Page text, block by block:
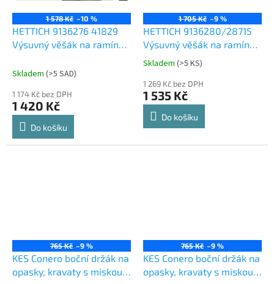
1 578 Kč –10 %
HETTICH 9136276 41829
Výsuvný věšák na ramínka
Skladem (>5 SAD)
1 174 Kč bez DPH
1 420 Kč
Do košíku
1 705 Kč –9 %
HETTICH 9136280/28715
Výsuvný věšák na ramínka
500 mm
Průměrné
produktu
je
5,0
hvězdiček.
Skladem (>5 KS)
1 269 Kč bez DPH
1 535 Kč
Do košíku
765 Kč –9 %
KES Conero boční držák na
opasky, kravaty s miskou,
765 Kč –9 %
KES Conero boční držák na
opasky, kravaty s miskou,